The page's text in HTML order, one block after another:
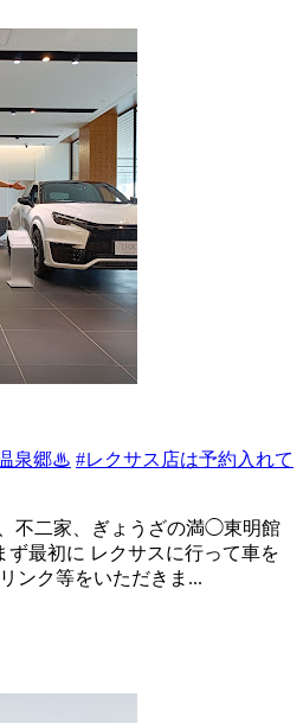
泉郷♨ #レクサス店は予約入れて
不二家、ぎょうざの満◯東明館
ず最初に レクサスに行って車を
ンク等をいただきま...